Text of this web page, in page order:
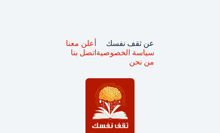
عن ثقف نفسك
سياسة الخصوصية
من نحن
أعلن معنا
اتصل بنا